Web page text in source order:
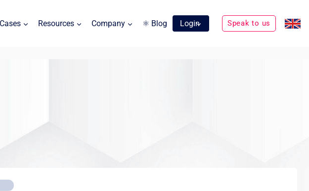
Resources Company ⚛ Blog Login Speak to us